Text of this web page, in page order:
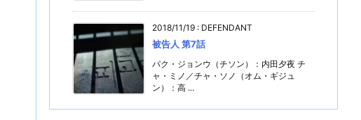
2018/11/19 : DEFENDANT
被告人 第7話
パク・ジョンウ（チソン）：内田夕夜 チ
ャ・ミノ／チャ・ソノ（オム・ギジュ
ン）：高 ...